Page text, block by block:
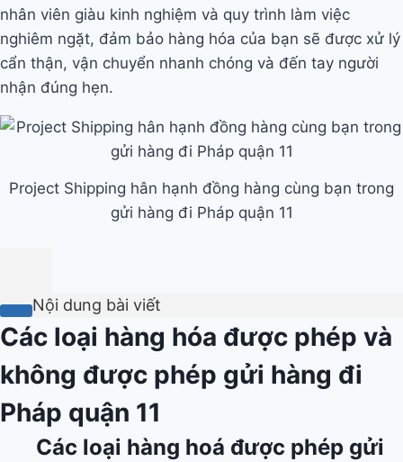
nhân viên giàu kinh nghiệm và quy trình làm việc
nghiêm ngặt, đảm bảo hàng hóa của bạn sẽ được xử lý
cẩn thận, vận chuyển nhanh chóng và đến tay người
nhận đúng hẹn.
Project Shipping hân hạnh đồng hàng cùng bạn trong
gửi hàng đi Pháp quận 11
Nội dung bài viết
Các loại hàng hóa được phép và
không được phép gửi hàng đi
Pháp quận 11
Các loại hàng hoá được phép gửi